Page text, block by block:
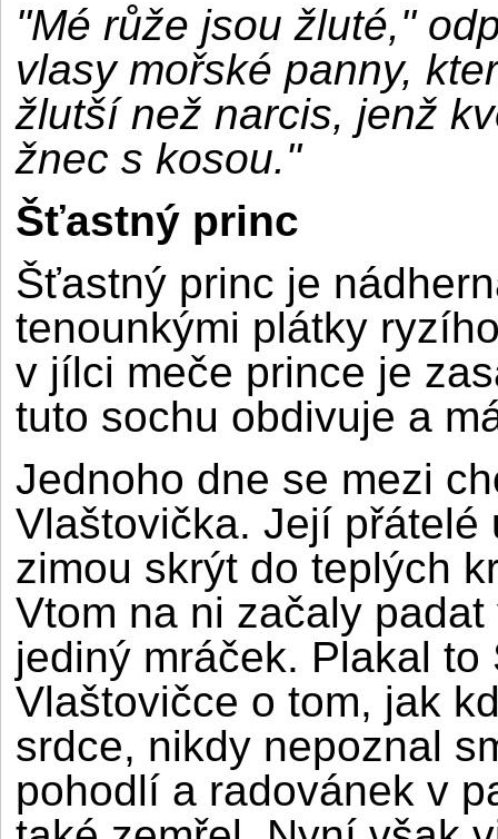
"Mé růže jsou žluté,"
vlasy mořské panny,
žlutší než narcis, jenž
žnec s kosou."
Šťastný princ
Šťastný princ je
tenounkými plátky
v jílci meče prince je
tuto sochu obdivuje a
Jednoho dne se mezi
Vlaštovička. Její přátelé
zimou skrýt do teplých
Vtom na ni začaly
jediný mráček. Plakal
Vlaštovičce o tom, jak
srdce, nikdy nepoznal
pohodlí a radovánek v